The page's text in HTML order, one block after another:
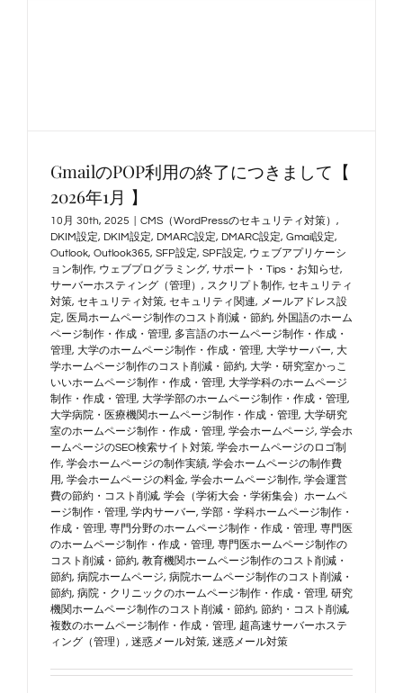
GmailのPOP利用の終了につきまして【
2026年1月 】
10月 30th, 2025 CMS（WordPressのセキュリティ対策） ,
DKIM設定, DKIM設定, DMARC設定, DMARC設定, Gmail設定,
Outlook, Outlook365, SFP設定, SPF設定, ウェブアプリケーシ
ョン制作, ウェブプログラミング, サポート・Tips・お知らせ,
サーバーホスティング（管理） , スクリプト制作, セキュリティ
対策, セキュリティ対策, セキュリティ関連, メールアドレス設
定, 医局ホームページ制作のコスト削減・節約, 外国語のホーム
ページ制作・作成・管理, 多言語のホームページ制作・作成・
管理, 大学のホームページ制作・作成・管理, 大学サーバー, 大
学ホームページ制作のコスト削減・節約, 大学・研究室かっこ
いいホームページ制作・作成・管理, 大学学科のホームページ
制作・作成・管理, 大学学部のホームページ制作・作成・管理,
大学病院・医療機関ホームページ制作・作成・管理, 大学研究
室のホームページ制作・作成・管理, 学会ホームページ, 学会ホ
ームページのSEO検索サイト対策, 学会ホームページのロゴ制
作, 学会ホームページの制作実績, 学会ホームページの制作費
用, 学会ホームページの料金, 学会ホームページ制作, 学会運営
費の節約・コスト削減, 学会（学術大会・学術集会）ホームペ
ージ制作・管理, 学内サーバー, 学部・学科ホームページ制作・
作成・管理, 専門分野のホームページ制作・作成・管理, 専門医
のホームページ制作・作成・管理, 専門医ホームページ制作の
コスト削減・節約, 教育機関ホームページ制作のコスト削減・
節約, 病院ホームページ, 病院ホームページ制作のコスト削減・
節約, 病院・クリニックのホームページ制作・作成・管理, 研究
機関ホームページ制作のコスト削減・節約, 節約・コスト削減,
複数のホームページ制作・作成・管理, 超高速サーバーホステ
ィング（管理） , 迷惑メール対策, 迷惑メール対策